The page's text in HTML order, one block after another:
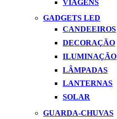
VIAGENS
GADGETS LED
CANDEEIROS
DECORAÇÃO
ILUMINAÇÃO
LÂMPADAS
LANTERNAS
SOLAR
GUARDA-CHUVAS